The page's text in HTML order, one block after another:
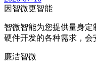
因智微更智能
智微智能为您提供量身
硬件开发的各种需求，会
廉洁智微